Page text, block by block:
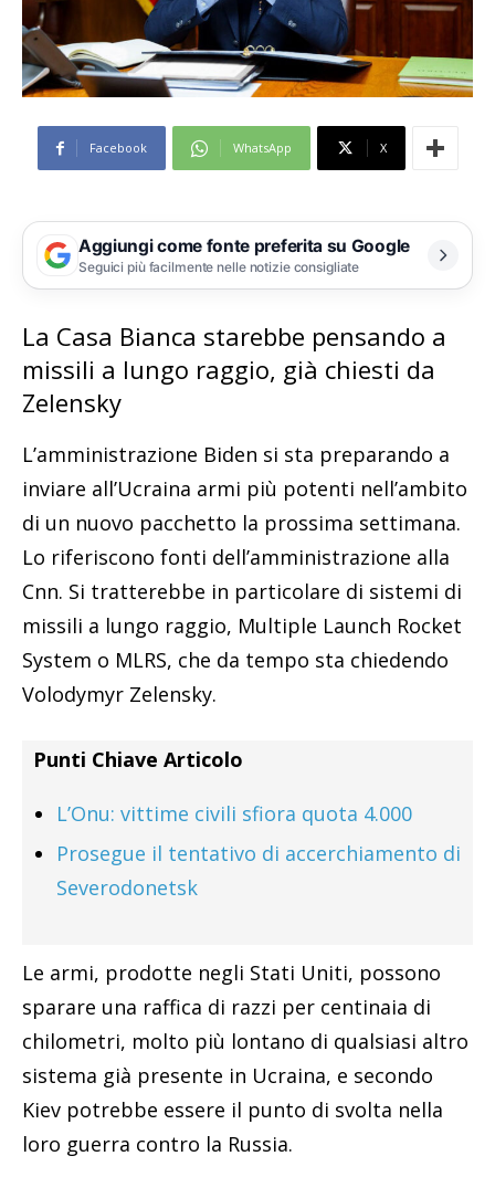
Facebook WhatsApp X
Aggiungi come fonte preferita su Google
Seguici più facilmente nelle notizie consigliate
La Casa Bianca starebbe pensando a
missili a lungo raggio, già chiesti da
Zelensky
L’amministrazione Biden si sta preparando a
inviare all’Ucraina armi più potenti nell’ambito
di un nuovo pacchetto la prossima settimana.
Lo riferiscono fonti dell’amministrazione alla
Cnn. Si tratterebbe in particolare di sistemi di
missili a lungo raggio, Multiple Launch Rocket
System o MLRS, che da tempo sta chiedendo
Volodymyr Zelensky.
Punti Chiave Articolo
L’Onu: vittime civili sfiora quota 4.000
Prosegue il tentativo di accerchiamento di
Severodonetsk
Le armi, prodotte negli Stati Uniti, possono
sparare una raffica di razzi per centinaia di
chilometri, molto più lontano di qualsiasi altro
sistema già presente in Ucraina, e secondo
Kiev potrebbe essere il punto di svolta nella
loro guerra contro la Russia.